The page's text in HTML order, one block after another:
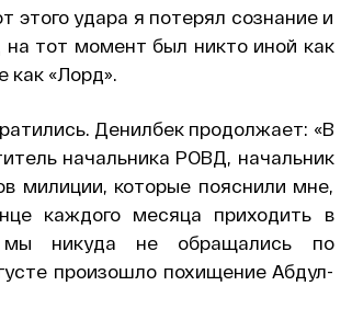
этого удара я потерял сознание и
тот момент был никто иной как
как «Лорд».
Денилбек продолжает: «В
начальника РОВД, начальник
милиции, которые пояснили мне,
каждого месяца приходить в
никуда не обращались по
произошло похищение Абдул-